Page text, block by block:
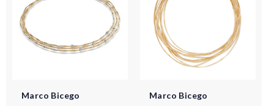
Marco Bicego Marco Bicego